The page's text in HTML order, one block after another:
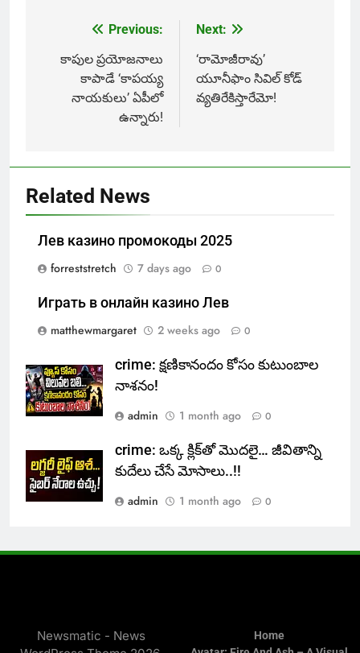
navigation
Previous:
కాపుల ప్రయోజనాలు
కాపాడే ‘కాపయ్య
నాయకులు’ ఏపీలో
ఉన్నారు!
Next:
‘రామోజీరావు’
యూనీఫాం సివిల్‌ కోడ్‌
వ్యతిరేకిస్తారేమో!
Related News
Лев казино промокоды 2025
forreststretch
7 days ago 0
Играть в онлайн казино Лев
matthewmargaret
2 weeks ago 0
crime: క్షణికానందం కోసం కుటుంబాల
నాశనం!
admin
1 month ago 0
crime: ఒక్క క్లిక్‌తో మొదలై… జీవితాన్ని
కుదేలు చేసే మోసాలు..!!
admin
1 month ago 0
Newsmatic - News
Home